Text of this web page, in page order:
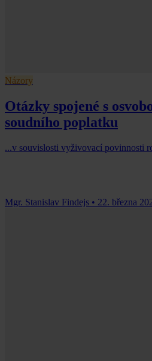
Názory
Otázky spojené s
soudního poplatku
...v souvislosti vyživovací povinnosti
Mgr. Stanislav Findejs • 22. března